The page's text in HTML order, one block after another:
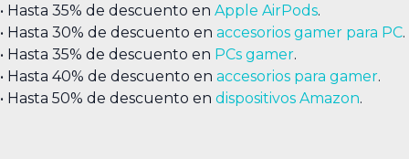
• Hasta 35% de descuento en Apple AirPods.
• Hasta 30% de descuento en accesorios gamer para PC.
• Hasta 35% de descuento en PCs gamer.
• Hasta 40% de descuento en accesorios para gamer.
• Hasta 50% de descuento en dispositivos Amazon.